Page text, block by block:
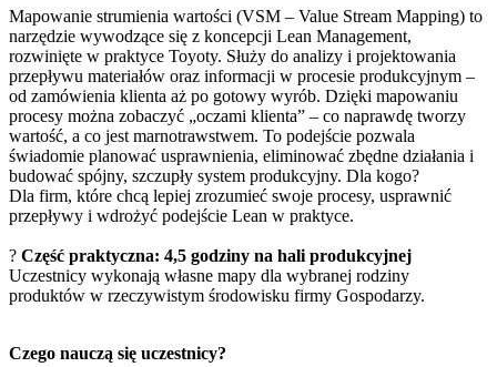
Mapowanie strumienia wartości (VSM – Value Stream Mapping) to
narzędzie wywodzące się z koncepcji Lean Management,
rozwinięte w praktyce Toyoty. Służy do analizy i projektowania
przepływu materiałów oraz informacji w procesie produkcyjnym –
od zamówienia klienta aż po gotowy wyrób. Dzięki mapowaniu
procesy można zobaczyć „oczami klienta” – co naprawdę tworzy
wartość, a co jest marnotrawstwem. To podejście pozwala
świadomie planować usprawnienia, eliminować zbędne działania i
budować spójny, szczupły system produkcyjny. Dla kogo?
Dla firm, które chcą lepiej zrozumieć swoje procesy, usprawnić
przepływy i wdrożyć podejście Lean w praktyce.
? Część praktyczna: 4,5 godziny na hali produkcyjnej
Uczestnicy wykonają własne mapy dla wybranej rodziny
produktów w rzeczywistym środowisku firmy Gospodarzy.
Czego nauczą się uczestnicy?